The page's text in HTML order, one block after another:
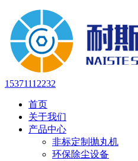
15371112232
首页
关于我们
产品中心
非标定制抛丸机
环保除尘设备